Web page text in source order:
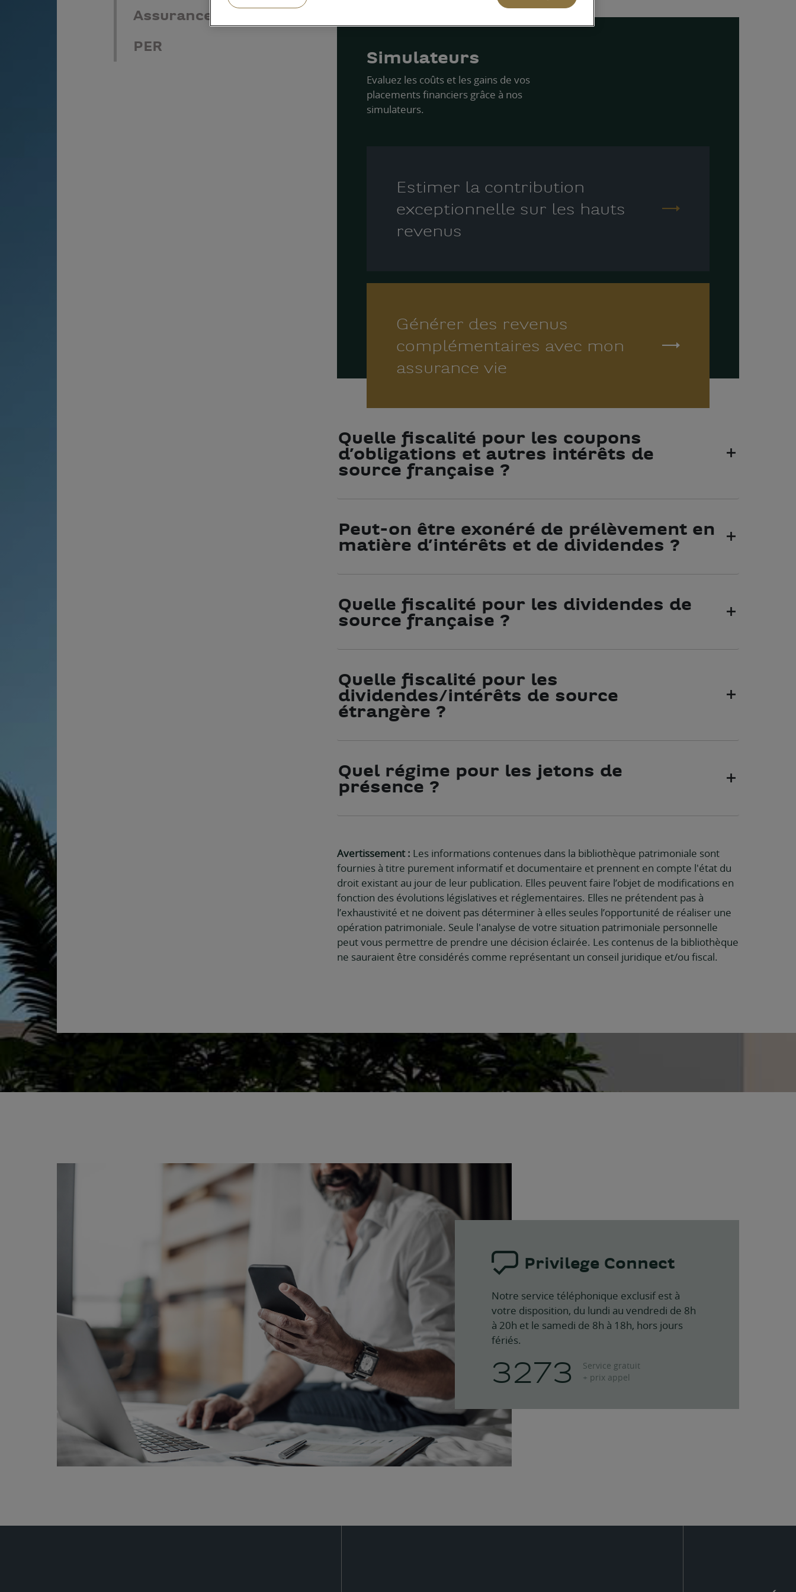
Assurance vie
PER
Simulateurs
Evaluez les coûts et les gains de vos
placements financiers grâce à nos
simulateurs.
Estimer la contribution
exceptionnelle sur les hauts
revenus
Générer des revenus
complémentaires avec mon
assurance vie
Quelle fiscalité pour les coupons
d’obligations et autres intérêts de
source française ?
Peut-on être exonéré de prélèvement en
matière d’intérêts et de dividendes ?
Quelle fiscalité pour les dividendes de
source française ?
Quelle fiscalité pour les
dividendes/intérêts de source
étrangère ?
Quel régime pour les jetons de
présence ?
Avertissement : Les informations contenues dans la bibliothèque patrimoniale sont
fournies à titre purement informatif et documentaire et prennent en compte l'état du
droit existant au jour de leur publication. Elles peuvent faire l’objet de modifications en
fonction des évolutions législatives et réglementaires. Elles ne prétendent pas à
l’exhaustivité et ne doivent pas déterminer à elles seules l’opportunité de réaliser une
opération patrimoniale. Seule l'analyse de votre situation patrimoniale personnelle
peut vous permettre de prendre une décision éclairée. Les contenus de la bibliothèque
ne sauraient être considérés comme représentant un conseil juridique et/ou fiscal.
Privilege Connect
Notre service téléphonique exclusif est à
votre disposition, du lundi au vendredi de 8h
à 20h et le samedi de 8h à 18h, hors jours
fériés.
3273
Service gratuit
+ prix appel